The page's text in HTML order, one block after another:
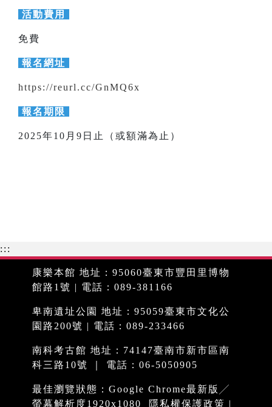
活動費用
免費
報名網址
https://reurl.cc/GnMQ6x
報名期限
2025年10月9日止（或額滿為止）
:::
康樂本館 地址：95060臺東市豐田里博物
館路1號 | 電話：089-381166
卑南遺址公園 地址：95059臺東市文化公
園路200號 | 電話：089-233466
南科考古館 地址：74147臺南市新市區南
科三路10號 ｜ 電話：06-5050905
最佳瀏覽狀態：Google Chrome最新版╱
螢幕解析度1920x1080
隱私權保護政策 |